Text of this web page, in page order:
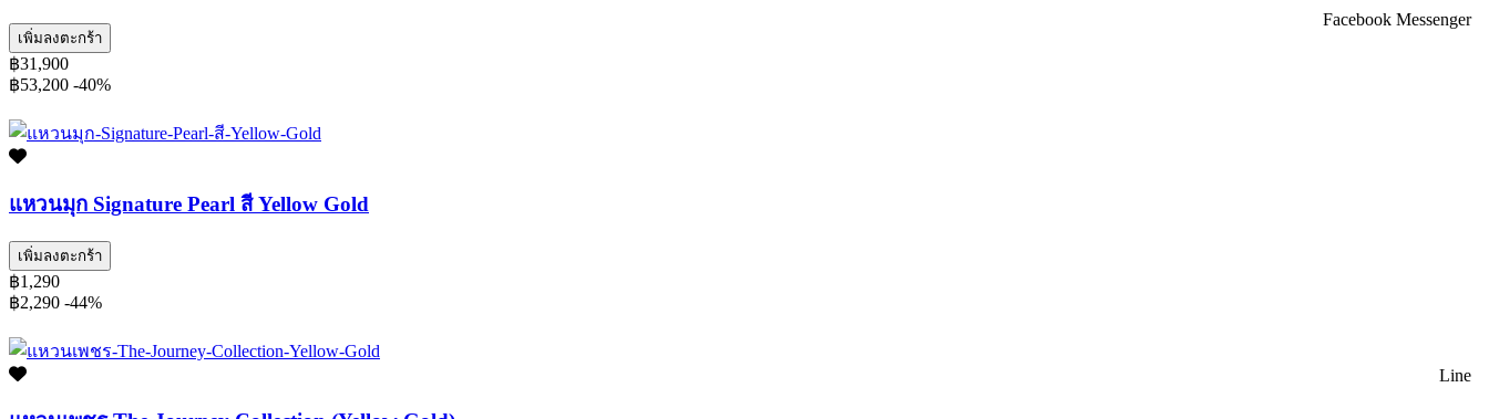
เพิ่มลงตะกร้า
฿31,900
฿53,200 -40%
แหวนมุก Signature Pearl สี Yellow Gold
เพิ่มลงตะกร้า
฿1,290
฿2,290 -44%
Facebook Messenger
Line